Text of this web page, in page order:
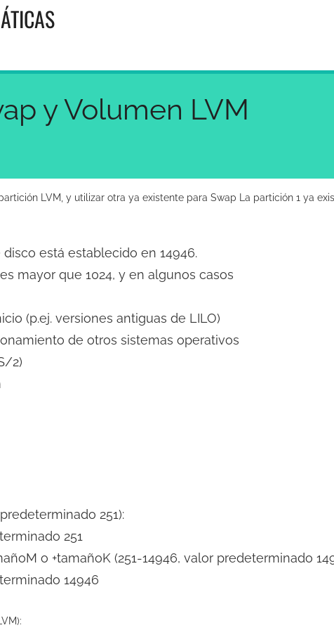
y Volumen LVM
LVM, y utilizar otra ya existente para Swap La partición 1 ya
está establecido en 14946.
mayor que 1024, y en algunos casos
(p.ej. versiones antiguas de LILO)
de otros sistemas operativos
2)
251):
251
o +tamañoK (251-14946, valor predeterminado
14946